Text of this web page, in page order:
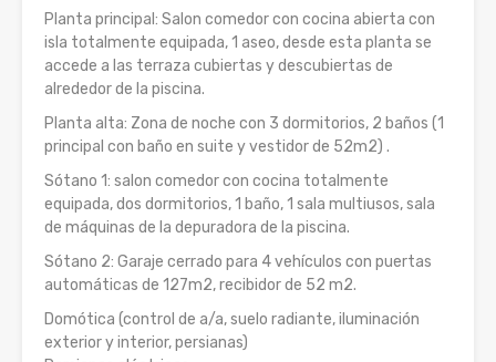
Planta principal: Salon comedor con cocina abierta con
isla totalmente equipada, 1 aseo, desde esta planta se
accede a las terraza cubiertas y descubiertas de
alrededor de la piscina.
Planta alta: Zona de noche con 3 dormitorios, 2 baños (1
principal con baño en suite y vestidor de 52m2) .
Sótano 1: salon comedor con cocina totalmente
equipada, dos dormitorios, 1 baño, 1 sala multiusos, sala
de máquinas de la depuradora de la piscina.
Sótano 2: Garaje cerrado para 4 vehículos con puertas
automáticas de 127m2, recibidor de 52 m2.
Domótica (control de a/a, suelo radiante, iluminación
exterior y interior, persianas)